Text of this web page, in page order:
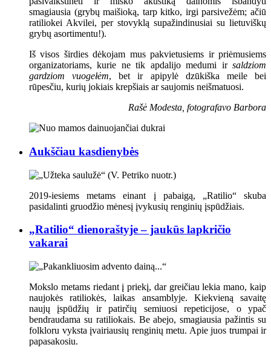
smagiausia (grybų maišioką, tarp kitko, irgi parsivežėm; ačiū
ratiliokei Akvilei, per stovyklą supažindinusiai su lietuviškų
grybų asortimentu!).
Iš visos širdies dėkojam mus pakvietusiems ir priėmusiems
organizatoriams, kurie ne tik apdalijo medumi ir saldziom
gardziom vuogełėm, bet ir apipylė dzūkiška meile bei
rūpesčiu, kurių jokiais krepšiais ar saujomis neišmatuosi.
Rašė Modesta, fotografavo Barbora
Aukščiau kasdienybės
2019-iesiems metams einant į pabaigą, „Ratilio“ skuba
pasidalinti gruodžio mėnesį įvykusių renginių įspūdžiais.
„Ratilio“ dienoraštyje – jaukūs lapkričio
vakarai
Mokslo metams riedant į priekį, dar greičiau lekia mano, kaip
naujokės ratiliokės, laikas ansamblyje. Kiekvieną savaitę
naujų įspūdžių ir patirčių semiuosi repeticijose, o ypač
bendraudama su ratiliokais. Be abejo, smagiausia pažintis su
folkloru vyksta įvairiausių renginių metu. Apie juos trumpai ir
papasakosiu.